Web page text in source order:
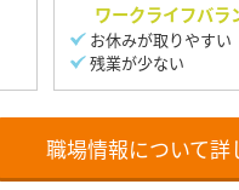
ワークライフバラ
お休みが取りやすい
残業が少ない
職場情報について詳